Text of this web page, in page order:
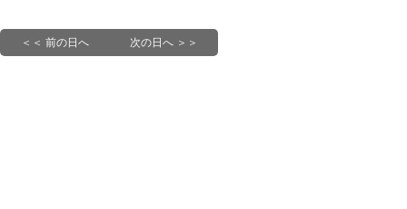
＜＜ 前の日へ 次の日へ ＞＞